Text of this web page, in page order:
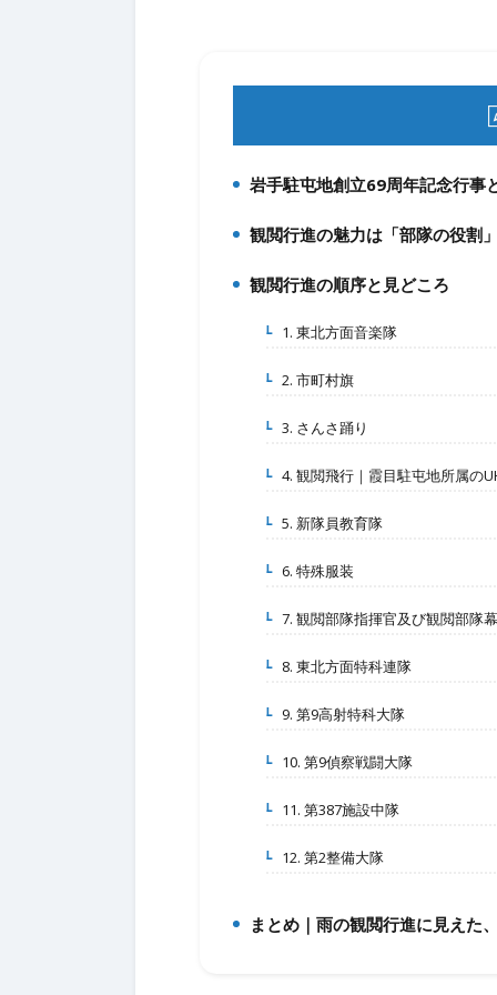
1.
岩手駐屯地創立69周年記念行事
2.
観閲行進の魅力は「部隊の役割
3.
観閲行進の順序と見どころ
3-1.1. 東北方面音楽隊
3-2.2. 市町村旗
3-3.3. さんさ踊り
3-4.4. 観閲飛行｜霞目駐屯地所属の
3-5.5. 新隊員教育隊
3-6.6. 特殊服装
3-7.7. 観閲部隊指揮官及び観閲部隊
3-8.8. 東北方面特科連隊
3-9.9. 第9高射特科大隊
3-10.10. 第9偵察戦闘大隊
3-11.11. 第387施設中隊
3-12.12. 第2整備大隊
4.
まとめ｜雨の観閲行進に見えた